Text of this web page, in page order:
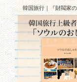
韓国旅行｜『財閥家